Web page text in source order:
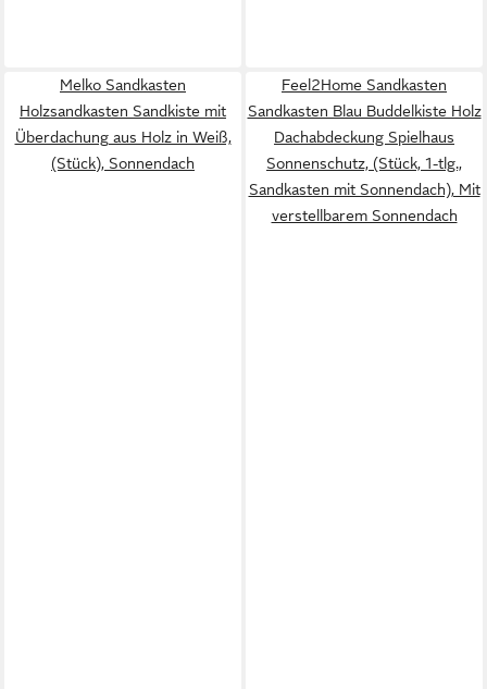
Melko Sandkasten
Holzsandkasten Sandkiste mit
Überdachung aus Holz in Weiß,
(Stück), Sonnendach
Feel2Home Sandkasten
Sandkasten Blau Buddelkiste Holz
Dachabdeckung Spielhaus
Sonnenschutz, (Stück, 1-tlg.,
Sandkasten mit Sonnendach), Mit
verstellbarem Sonnendach